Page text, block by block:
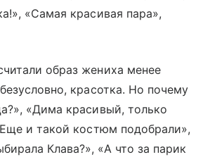
«Самая красивая пара»,
образ жениха менее
красотка. Но почему
«Дима красивый, только
и такой костюм подобрали»,
Клава?», «А что за парик